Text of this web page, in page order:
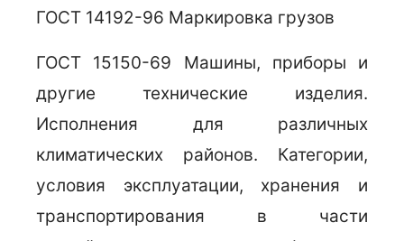
ГОСТ 14192-96 Маркировка грузов
ГОСТ 15150-69 Машины, приборы и
другие технические изделия.
Исполнения для различных
климатических районов. Категории,
условия эксплуатации, хранения и
транспортирования в части